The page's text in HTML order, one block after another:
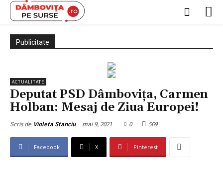
Publicitate
ACTUALITATE
Deputat PSD Dâmbovița, Carmen
Holban: Mesaj de Ziua Europei!
Scris de Violeta Stanciu mai 9, 2021 0 569
Facebook X Pinterest